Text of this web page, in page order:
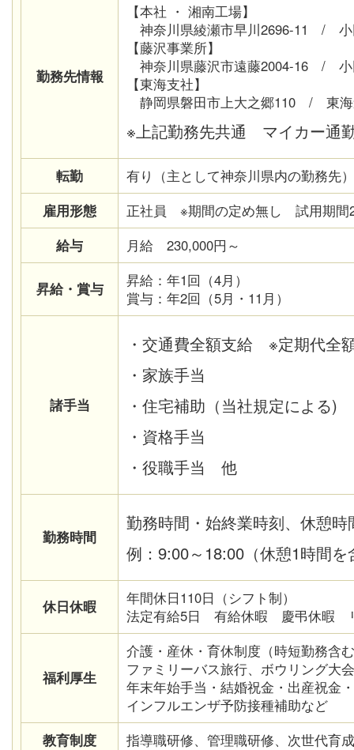
勤務先情報
【本社 ・ 湘南工場】
神奈川県綾瀬市早川2696-11 / 小
【藤沢事業所】
神奈川県藤沢市遠藤2004-16 / 小
【東海支社】
静岡県磐田市上大之郷110 / 東海
※上記勤務先共通 マイカー通
転勤
有り（主として神奈川県内の勤務先）
雇用形態
正社員 ※期間の定め無し 試用期間
給与
月給 230,000円～
昇給・賞与
昇給：年1回（4月）
賞与：年2回（5月・11月）
諸手当
・交通費全額支給 ※定期代全
・家族手当
・住宅補助（当社規定による)
・資格手当
・役職手当 他
勤務時間
勤務時間・始終業時刻、休憩
例：9:00～18:00（休憩1時間を
休日休暇
年間休日110日（シフト制）
法定有給5日 有給休暇 慶弔休暇
福利厚生
介護・産休・育休制度（時短勤務含
ファミリーバス旅行、ボウリング大会
年末年始手当・結婚祝金・出産祝金
インフルエンザ予防接種補助など
教育制度
指導職研修、管理職研修、次世代育